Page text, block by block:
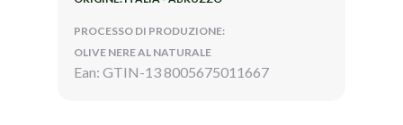
PROCESSO DI PRODUZIONE:
OLIVE NERE AL NATURALE
Ean: GTIN-13 8005675011667